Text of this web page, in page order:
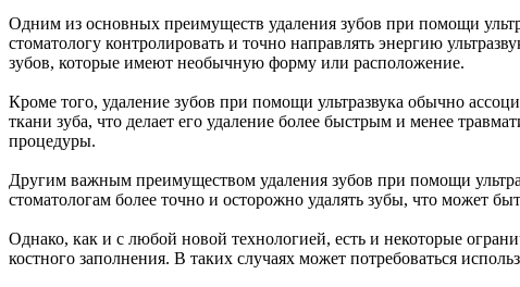
Одним из основных преимуществ удаления зубов при помощи
стоматологу контролировать и точно направлять энергию
зубов, которые имеют необычную форму или расположение.
Кроме того, удаление зубов при помощи ультразвука обычно
ткани зуба, что делает его удаление более быстрым и менее
процедуры.
Другим важным преимуществом удаления зубов при помощи
стоматологам более точно и осторожно удалять зубы, что может
Однако, как и с любой новой технологией, есть и некоторые
костного заполнения. В таких случаях может потребоваться